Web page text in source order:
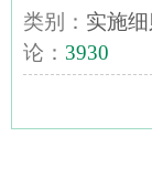
类别： 实施细
论： 3930